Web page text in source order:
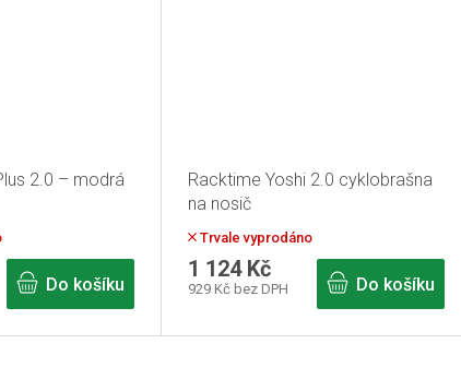
2.0 – modrá
Do košíku
Racktime Yoshi 2.0 cyklobrašna
na nosič
Trvale vyprodáno
929 Kč bez DPH
1 124 Kč
Do košíku